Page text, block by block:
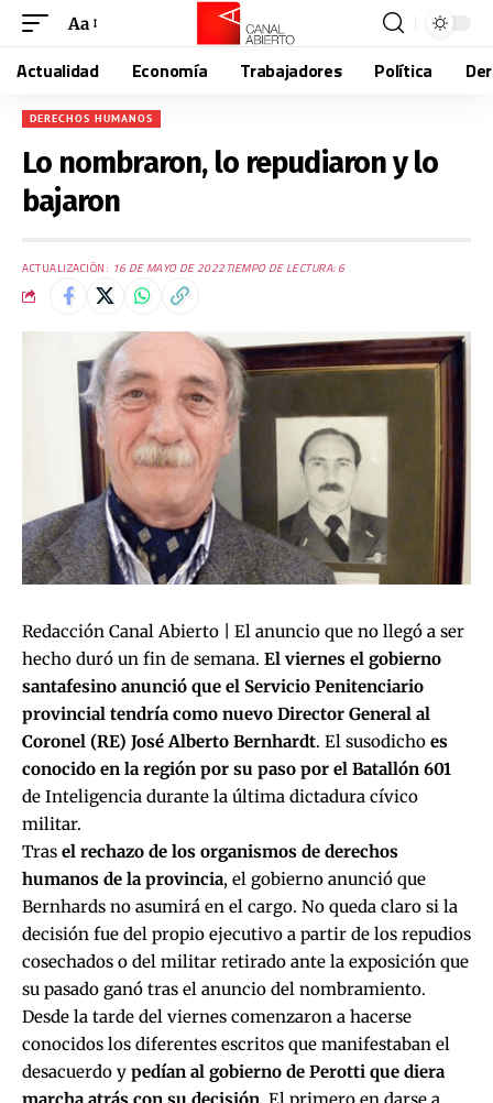
Aa
Actualidad Economía Trabajadores Política
DERECHOS HUMANOS
Lo nombraron, lo repudiaron y lo
bajaron
ACTUALIZACIÓN: 16 DE MAYO DE 2022TIEMPO DE LECTURA: 6
Redacción Canal Abierto | El anuncio que no llegó a ser
hecho duró un fin de semana. El viernes el gobierno
santafesino anunció que el Servicio Penitenciario
provincial tendría como nuevo Director General al
Coronel (RE) José Alberto Bernhardt. El susodicho es
conocido en la región por su paso por el Batallón 601
de Inteligencia durante la última dictadura cívico
militar.
Tras el rechazo de los organismos de derechos
humanos de la provincia, el gobierno anunció que
Bernhards no asumirá en el cargo. No queda claro si la
decisión fue del propio ejecutivo a partir de los repudios
cosechados o del militar retirado ante la exposición que
su pasado ganó tras el anuncio del nombramiento.
Desde la tarde del viernes comenzaron a hacerse
conocidos los diferentes escritos que manifestaban el
desacuerdo y pedían al gobierno de Perotti que diera
marcha atrás con su decisión. El primero en darse a